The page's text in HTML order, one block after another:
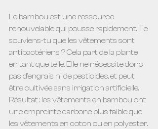
Le bambou est une ressource
renouvelable qui pousse rapidement. Te
souviens-tu que les vêtements sont
antibactériens ? Cela part de la plante
en tant que telle. Elle ne nécessite donc
pas d'engrais ni de pesticides, et peut
être cultivée sans irrigation artificielle.
Résultat : les vêtements en bambou ont
une empreinte carbone plus faible que
les vêtements en coton ou en polyester.